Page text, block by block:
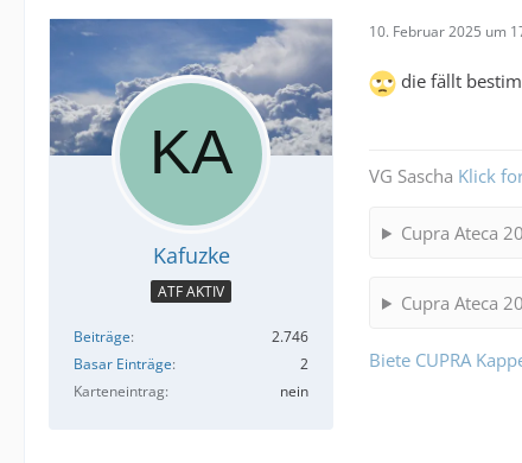
Kafuzke
ATF AKTIV
Beiträge
2.746
Basar Einträge
2
Karteneintrag
nein
10. Februar 2025 um
die fällt
VG Sascha Klick
Cupra Ateca
Cupra Ateca
Biete CUPRA